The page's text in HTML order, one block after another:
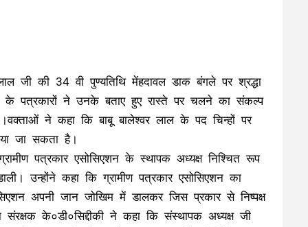
जी की 34 वी पुण्यतिथि मेंहदावल डाक बंगले पर श्रद्धा
के पत्रकारों ने उनके बताए हुए रास्ते पर चलने का संकल्प
ने कहा कि बाबू बालेश्वर लाल के पद चिन्हों पर
जा सकता है।
पत्रकार एसोसिएशन के स्थापक अध्यक्ष निश्चित रूप
उन्होंने कहा कि ग्रामीण पत्रकार एसोसिएशन का
अपनी जान जोखिम में डालकर जिस प्रकार से निष्पक्ष
के०डी०सिद्दीकी ने कहा कि संस्थापक अध्यक्ष जी